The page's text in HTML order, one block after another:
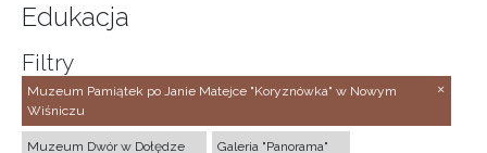
Edukacja
Filtry
Muzeum Pamiątek po Janie Matejce "Koryznówka" w Nowym
Wiśniczu
Muzeum Dwór w Dołędze Galeria "Panorama"